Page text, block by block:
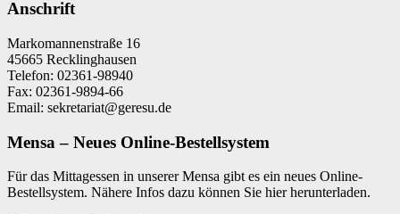
Anschrift
Markomannenstraße 16
45665 Recklinghausen
Telefon: 02361-98940
Fax: 02361-9894-66
Email: sekretariat@geresu.de
Mensa – Neues Online-Bestellsystem
Für das Mittagessen in unserer Mensa gibt es ein neues Online-
Bestellsystem. Nähere Infos dazu können Sie hier herunterladen.